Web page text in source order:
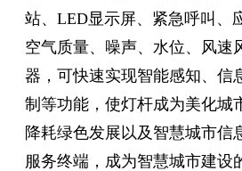
站、LED显示屏、紧急呼叫、
空气质量、噪声、水位、风速
器，可快速实现智能感知、信
制等功能，使灯杆成为美化城
降耗绿色发展以及智慧城市信
服务终端，成为智慧城市建设